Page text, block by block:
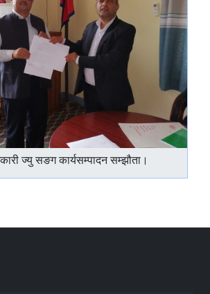
ज्यु सङग कार्यसम्पादन सम्झौता।